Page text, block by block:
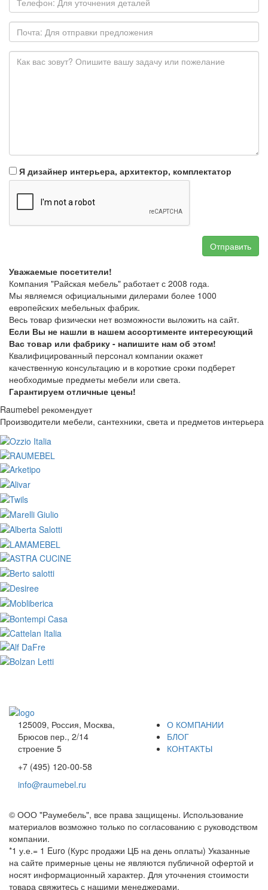
Я дизайнер интерьера, архитектор, комплектатор
Отправить
Уважаемые посетители!
Компания "Райская мебель" работает с 2008 года.
Мы являемся официальными дилерами более 1000
европейских мебельных фабрик.
Весь товар физически нет возможности выложить на сайт.
Если Вы не нашли в нашем ассортименте интересующий
Вас товар или фабрику - напишите нам об этом!
Квалифицированный персонал компании окажет
качественную консультацию и в короткие сроки подберет
необходимые предметы мебели или света.
Гарантируем отличные цены!
Raumebel рекомендует
Производители мебели, сантехники, света и предметов интерьера
125009, Россия, Москва,
Брюсов пер., 2/14
строение 5
+7 (495) 120-00-58
info@raumebel.ru
О КОМПАНИИ
БЛОГ
КОНТАКТЫ
© ООО "Раумебель", все права защищены. Использование
материалов возможно только по согласованию с руководством
компании.
*1 у.е.= 1 Euro (Курс продажи ЦБ на день оплаты) Указанные
на сайте примерные цены не являются публичной офертой и
носят информационный характер. Для уточнения стоимости
товара свяжитесь с нашими менеджерами.